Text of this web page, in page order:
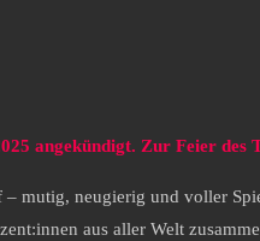
angekündigt. Zur Feier des
– mutig, neugierig und voller
aus aller Welt